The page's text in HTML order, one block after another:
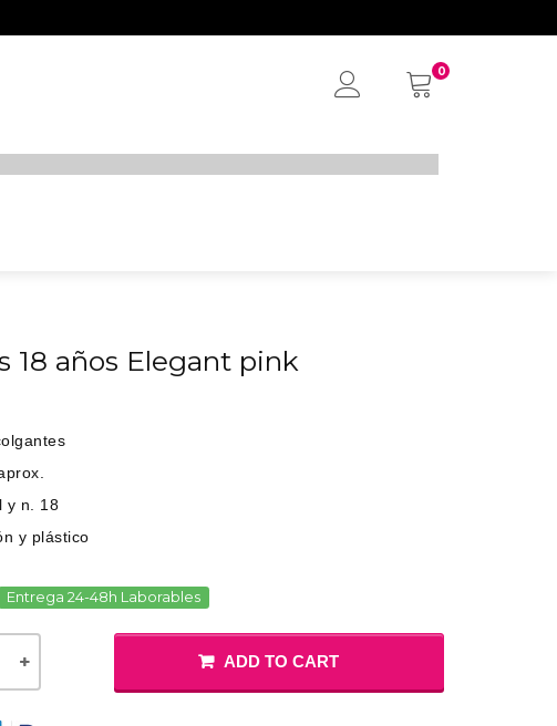
0
18 años Elegant pink
y n. 18
y plástico
Entrega 24-48h Laborables
ADD TO CART